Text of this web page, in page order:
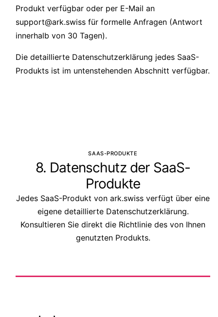
Produkt verfügbar oder per E-Mail an
support@ark.swiss für formelle Anfragen (Antwort
innerhalb von 30 Tagen).
Die detaillierte Datenschutzerklärung jedes SaaS-
Produkts ist im untenstehenden Abschnitt verfügbar.
SAAS-PRODUKTE
8. Datenschutz der SaaS-
Produkte
Jedes SaaS-Produkt von ark.swiss verfügt über eine
eigene detaillierte Datenschutzerklärung.
Konsultieren Sie direkt die Richtlinie des von Ihnen
genutzten Produkts.